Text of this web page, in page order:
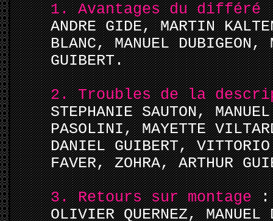
1. Avantages du différé
ANDRE GIDE, MARTIN
BLANC, MANUEL DUBIGEON,
GUIBERT.
2. Troubles de la
STEPHANIE SAUTON,
PASOLINI, MAYETTE
DANIEL GUIBERT, VITTORIO
FAVER, ZOHRA, ARTHUR
3. Retours sur montage:
OLIVIER QUERNEZ, MANUEL